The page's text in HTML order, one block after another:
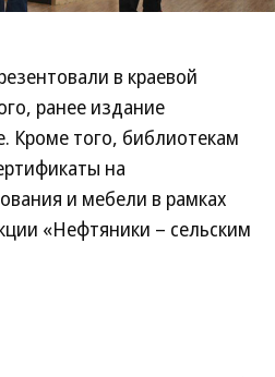
в краевой
ранее издание
Кроме того, библиотекам
на
и мебели в рамках
«Нефтяники – сельским